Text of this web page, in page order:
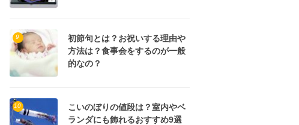
9
初節句とは？お祝いする理由や
方法は？食事会をするのが一般
的なの？
10
こいのぼりの値段は？室内やベ
ランダにも飾れるおすすめ9選